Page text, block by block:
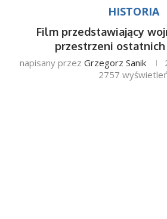
HISTORIA
Film przedstawiający
przestrzeni
napisany przez Grzegorz Sanik
2757